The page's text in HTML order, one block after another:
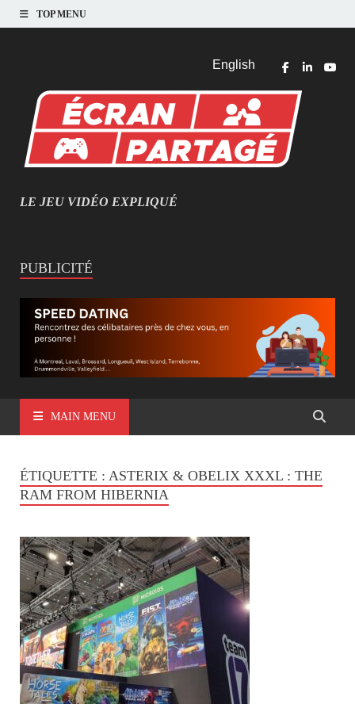
TOP MENU
English
MIEUX COMPRENDRE LES JEUX VIDÉO
LE JEU VIDÉO EXPLIQUÉ
PUBLICITÉ
MAIN MENU
ÉTIQUETTE : ASTERIX & OBELIX XXXL : THE
RAM FROM HIBERNIA